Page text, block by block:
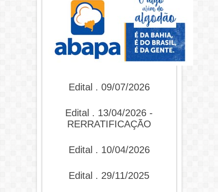
Edital . 09/07/2026
Edital . 13/04/2026 -
RERRATIFICAÇÃO
Edital . 10/04/2026
Edital . 29/11/2025